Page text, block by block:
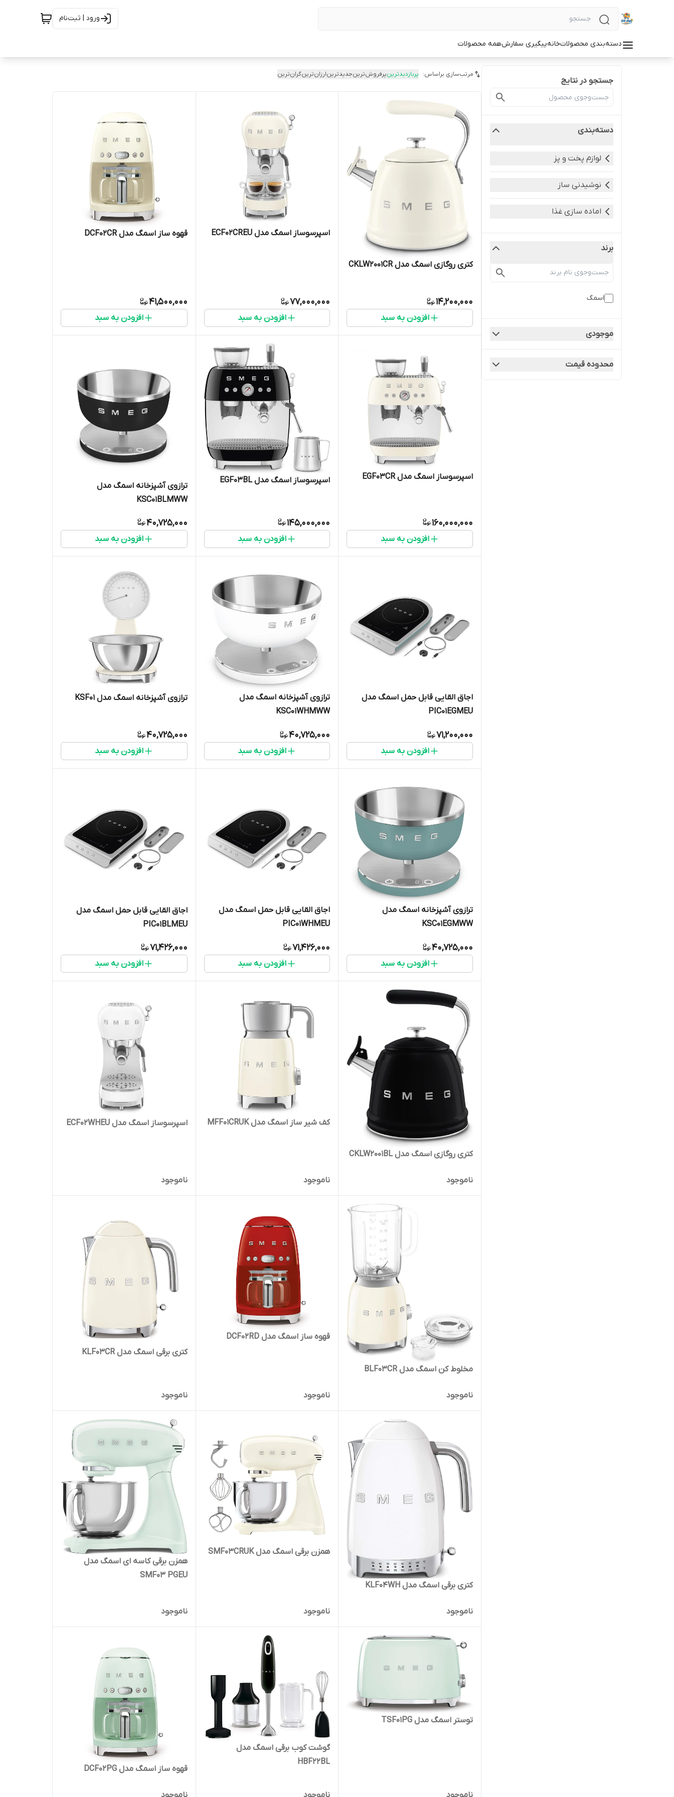
ورود | ثبت‌نام
دسته‌بندی محصولاتخانهپیگیری سفارشهمه محصولات
جستجو در نتایج
دسته‌بندی
لوازم پخت و پز
نوشیدنی ساز
اماده سازی غذا
برند
اسمگ
موجودی
محدوده قیمت
مرتب‌سازی براساس: پربازدیدترینپرفروش‌ترینجدیدترینارزان‌ترینگران‌ترین
کتری روگازی اسمگ مدل CKLW2001CR
14,200,000
افزودن به سبد
اسپرسوساز اسمگ مدل ECF02CREU
77,000,000
افزودن به سبد
قهوه ساز اسمگ مدل DCF02CR
41,500,000
افزودن به سبد
اسپرسوساز اسمگ مدل EGF03CR
160,000,000
افزودن به سبد
اسپرسوساز اسمگ مدل EGF03BL
145,000,000
افزودن به سبد
ترازوی آشپزخانه اسمگ مدل
KSC01BLMWW
40,725,000
افزودن به سبد
اجاق القایی قابل حمل اسمگ مدل
PIC01EGMEU
71,200,000
افزودن به سبد
ترازوی آشپزخانه اسمگ مدل
KSC01WHMWW
40,725,000
افزودن به سبد
ترازوی آشپزخانه اسمگ مدل KSF01
40,725,000
افزودن به سبد
ترازوی آشپزخانه اسمگ مدل
KSC01EGMWW
40,725,000
افزودن به سبد
اجاق القایی قابل حمل اسمگ مدل
PIC01WHMEU
71,426,000
افزودن به سبد
اجاق القایی قابل حمل اسمگ مدل
PIC01BLMEU
71,426,000
افزودن به سبد
کتری روگازی اسمگ مدل CKLW2001BL
ناموجود
کف شیر ساز اسمگ مدل MFF01CRUK
ناموجود
اسپرسوساز اسمگ مدل ECF02WHEU
ناموجود
مخلوط کن اسمگ مدل BLF03CR
ناموجود
قهوه ساز اسمگ مدل DCF02RD
ناموجود
کتری برقی اسمگ مدل KLF03CR
ناموجود
کتری برقی اسمگ مدل KLF04WH
ناموجود
همزن برقی اسمگ مدل SMF03CRUK
ناموجود
همزن برقی کاسه ای اسمگ مدل
SMF03 PGEU
ناموجود
توستر اسمگ مدل TSF01PG
ناموجود
گوشت کوب برقی اسمگ مدل
HBF22BL
ناموجود
قهوه ساز اسمگ مدل DCF02PG
ناموجود